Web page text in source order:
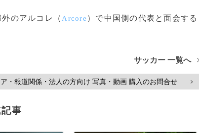
外のアルコレ（ Arcore ）で中国側の代表と面会する
サッカー 一覧へ
ア・報道関係・法人の方向け 写真・動画 購入のお問合せ >
事